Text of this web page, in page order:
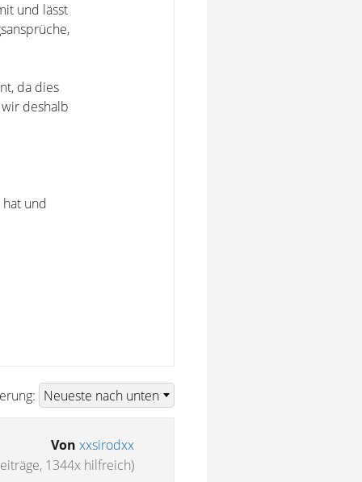
und lässt
da dies
deshalb
und
Von xxsirodxx
1344x hilfreich)